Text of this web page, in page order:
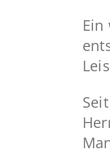
Ein